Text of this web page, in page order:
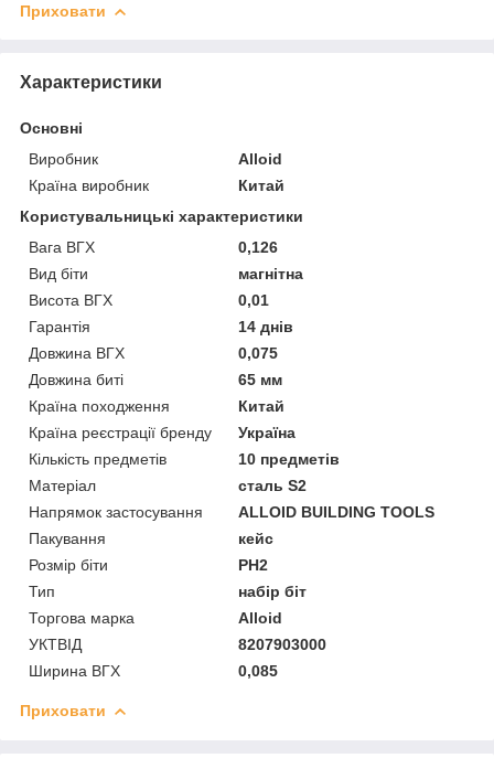
Приховати
Характеристики
Основні
Виробник
Alloid
Країна виробник
Китай
Користувальницькі характеристики
Вага ВГХ
0,126
Вид біти
магнітна
Висота ВГХ
0,01
Гарантія
14 днів
Довжина ВГХ
0,075
Довжина биті
65 мм
Країна походження
Китай
Країна реєстрації бренду
Україна
Кількість предметів
10 предметів
Матеріал
сталь S2
Напрямок застосування
ALLOID BUILDING TOOLS
Пакування
кейс
Розмір біти
PH2
Тип
набір біт
Торгова марка
Alloid
УКТВІД
8207903000
Ширина ВГХ
0,085
Приховати